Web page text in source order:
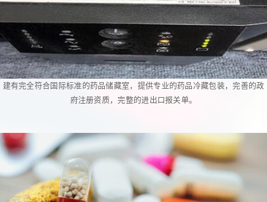
建有完全符合国际标准的药品储藏室，提供专业的药品冷藏包装，完善的政
府注册资质，完整的进出口报关单。